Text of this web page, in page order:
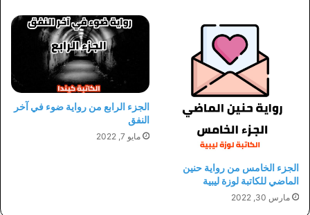
الجزء الخامس من رواية حنين
الماضي للكاتبة لوزة ليبية
مارس 30, 2022
الجزء الرابع من رواية ضوء في آخر
النفق
مايو 7, 2022